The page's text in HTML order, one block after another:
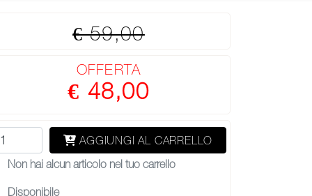
€ 59,00
OFFERTA
€ 48,00
AGGIUNGI AL CARRELLO
Non hai alcun articolo nel tuo carrello
Disponibile